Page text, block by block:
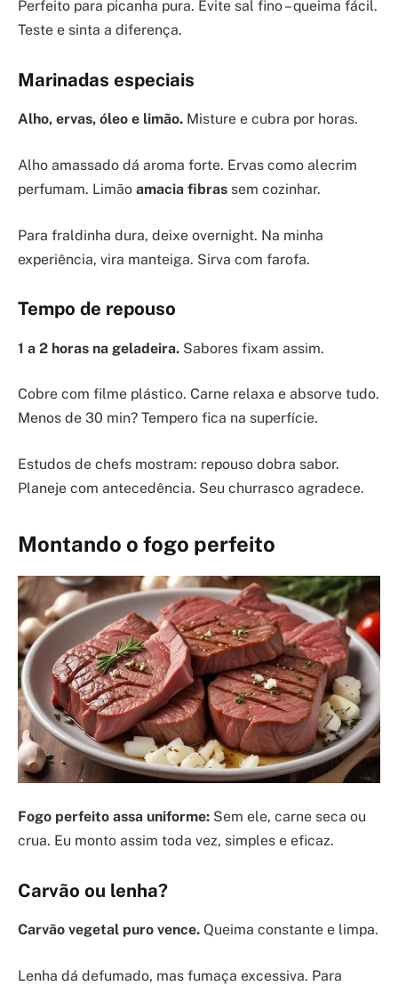
Perfeito para picanha pura. Evite sal fino – queima fácil.
Teste e sinta a diferença.
Marinadas especiais
Alho, ervas, óleo e limão. Misture e cubra por horas.
Alho amassado dá aroma forte. Ervas como alecrim
perfumam. Limão amacia fibras sem cozinhar.
Para fraldinha dura, deixe overnight. Na minha
experiência, vira manteiga. Sirva com farofa.
Tempo de repouso
1 a 2 horas na geladeira. Sabores fixam assim.
Cobre com filme plástico. Carne relaxa e absorve tudo.
Menos de 30 min? Tempero fica na superfície.
Estudos de chefs mostram: repouso dobra sabor.
Planeje com antecedência. Seu churrasco agradece.
Montando o fogo perfeito
Fogo perfeito assa uniforme: Sem ele, carne seca ou
crua. Eu monto assim toda vez, simples e eficaz.
Carvão ou lenha?
Carvão vegetal puro vence. Queima constante e limpa.
Lenha dá defumado, mas fumaça excessiva. Para